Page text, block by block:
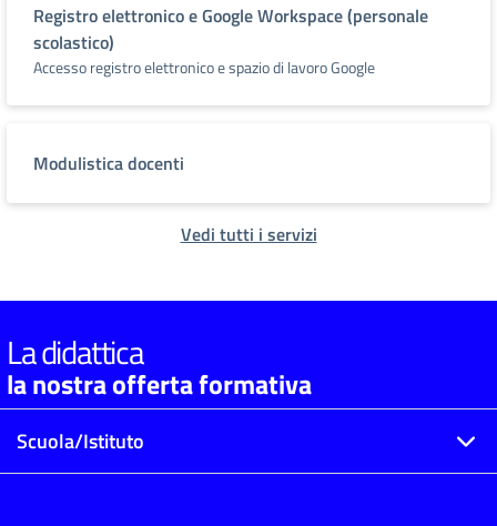
Registro elettronico e Google Workspace (personale
scolastico)
Accesso registro elettronico e spazio di lavoro Google
Modulistica docenti
Vedi tutti i servizi
La didattica
la nostra offerta formativa
Scuola/Istituto